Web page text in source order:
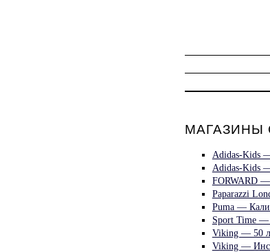
МАГАЗИНЫ
Adidas-Kids
Adidas-Kids
FORWARD
Paparazzi
Puma —
Sport Time —
Viking — 50
Viking —